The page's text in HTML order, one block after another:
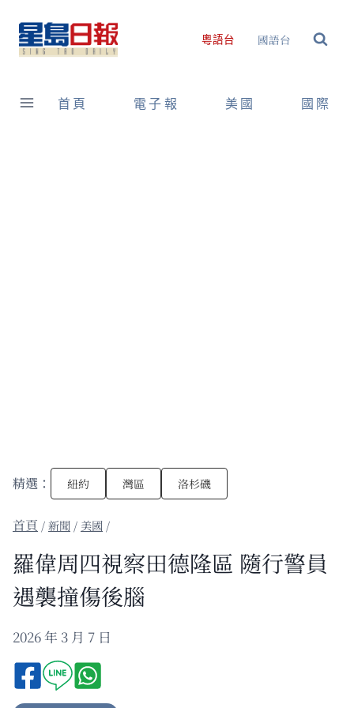
content
粵語台 國語台
首頁 電子報 美國 國際
精選： 紐約 灣區 洛杉磯
/新聞 / 美國 /
羅偉周四視察田德隆區 隨行警員
遇襲撞傷後腦
2026 年 3 月 7 日